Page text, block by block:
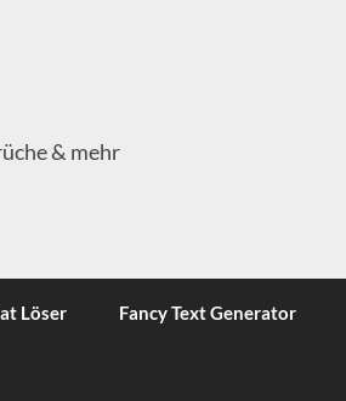
& mehr
Löser Fancy Text Generator